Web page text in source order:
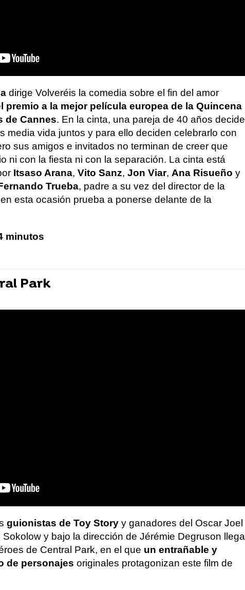
dirige Volveréis la comedia sobre el fin del amor
premio a la mejor película europea de la Quincena
de Cannes. En la cinta, una pareja de 40 años decide
media vida juntos y para ello deciden celebrarlo con
sus amigos e invitados no terminan de creer que
ni con la fiesta ni con la separación. La cinta está
Itsaso Arana, Vito Sanz, Jon Viar, Ana Risueño y
Trueba, padre a su vez del director de la
esta ocasión prueba a ponerse delante de la
minutos
Park
guionistas de Toy Story y ganadores del Oscar Joel
Sokolow y bajo la dirección de Jérémie Degruson llega
de Central Park, en el que un entrañable y
de personajes originales protagonizan este film de